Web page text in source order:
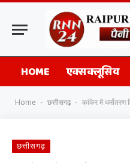
HOME एक्सक्लूसिव
Home - छत्तीसगढ़ - कांकेर में धर्मांतरण
छत्तीसगढ़